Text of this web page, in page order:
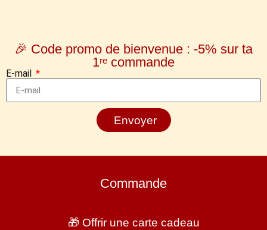
🎉 Code promo de bienvenue : -5% sur ta
1ʳᵉ commande
E-mail
Envoyer
Commande
🎁 Offrir une carte cadeau